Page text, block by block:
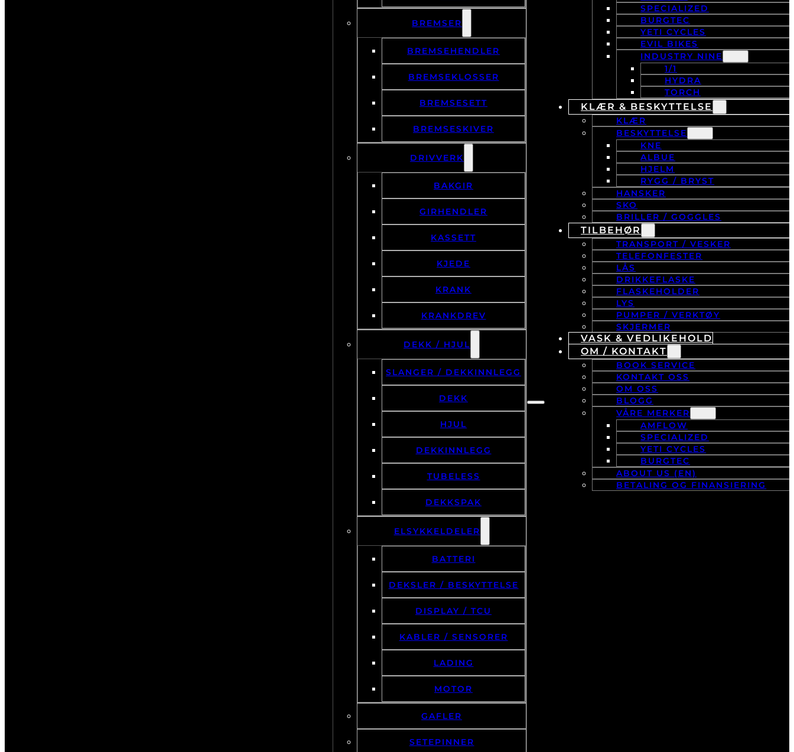
BREMSER
BREMSEHENDLER
BREMSEKLOSSER
BREMSESETT
BREMSESKIVER
DRIVVERK
BAKGIR
GIRHENDLER
KASSETT
KJEDE
KRANK
KRANKDREV
DEKK / HJUL
SLANGER / DEKKINNLEGG
DEKK
HJUL
DEKKINNLEGG
TUBELESS
DEKKSPAK
ELSYKKELDELER
BATTERI
DEKSLER / BESKYTTELSE
DISPLAY / TCU
KABLER / SENSORER
LADING
MOTOR
GAFLER
SETEPINNER
SPECIALIZED
BURGTEC
YETI CYCLES
EVIL BIKES
INDUSTRY NINE
1/1
HYDRA
TORCH
KLÆR & BESKYTTELSE
KLÆR
BESKYTTELSE
KNE
ALBUE
HJELM
RYGG / BRYST
HANSKER
SKO
BRILLER / GOGGLES
TILBEHØR
TRANSPORT / VESKER
TELEFONFESTER
LÅS
DRIKKEFLASKE
FLASKEHOLDER
LYS
PUMPER / VERKTØY
SKJERMER
VASK & VEDLIKEHOLD
OM / KONTAKT
BOOK SERVICE
KONTAKT OSS
OM OSS
BLOGG
VÅRE MERKER
AMFLOW
SPECIALIZED
YETI CYCLES
BURGTEC
ABOUT US (EN)
BETALING OG FINANSIERING